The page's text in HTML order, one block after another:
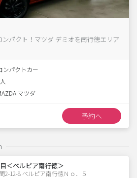
パクト！マツダ デミオを南行徳エリア
ンパクトカー
マツダ
予約へ
＜ベルピア南行徳＞
2-12-8 ベルピア南行徳Ｎｏ．５